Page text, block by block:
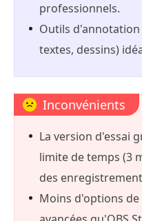
professionnels.
Outils
textes, dessins)
Inconvénients
La version d'essai
limite de temps (3
des
Moins d'options